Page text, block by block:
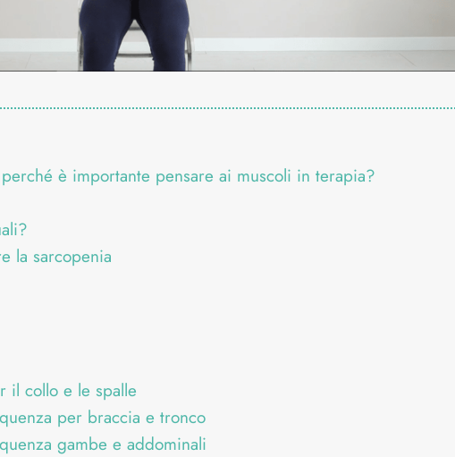
è importante pensare ai muscoli in terapia?
la sarcopenia
il collo e le spalle
per braccia e tronco
gambe e addominali